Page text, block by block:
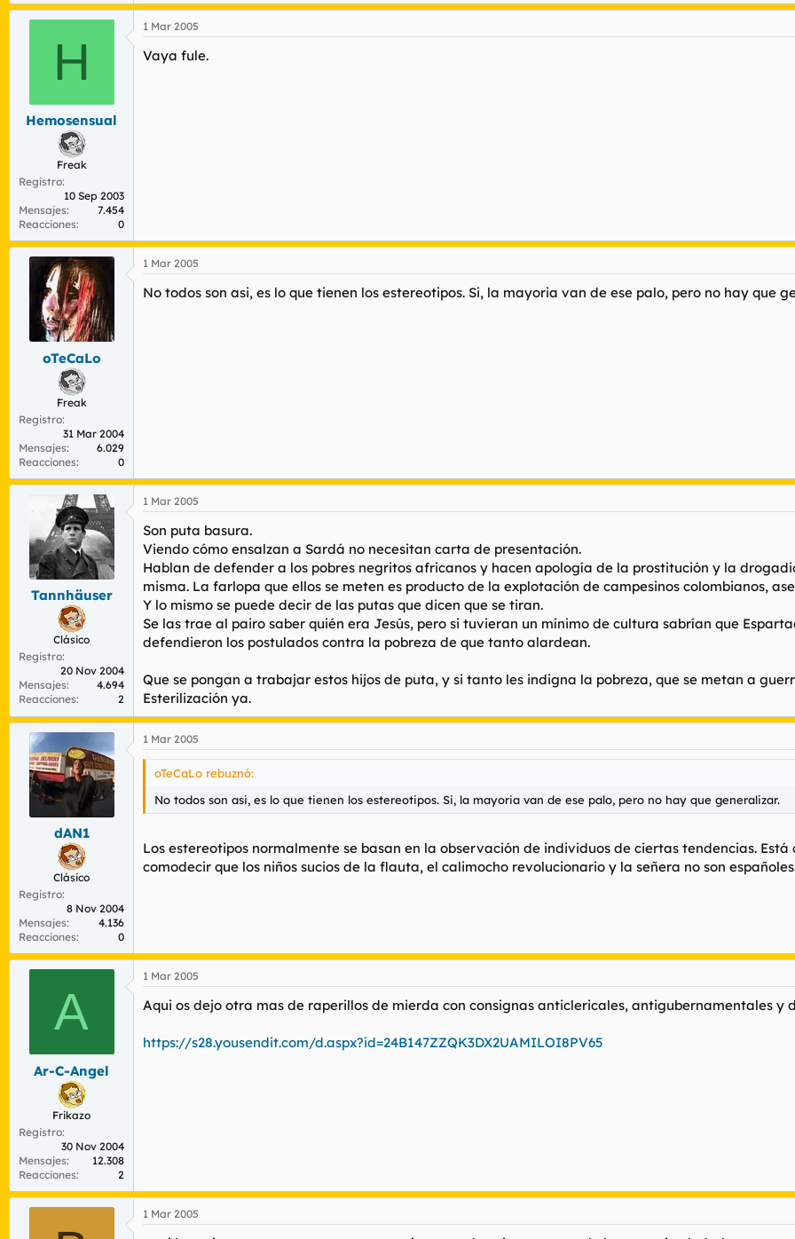
H
Hemosensual
Freak
Registro
10 Sep 2003
Mensajes
7.454
Reacciones
0
1 Mar 2005
Vaya fule.
oTeCaLo
Freak
Registro
31 Mar 2004
Mensajes
6.029
Reacciones
0
1 Mar 2005
No todos son asi, es lo que tienen los estereotipos. Si, la mayoria van de ese palo, pero no hay que
Tannhäuser
Clásico
Registro
20 Nov 2004
Mensajes
4.694
Reacciones
2
1 Mar 2005
Son puta basura.
Viendo cómo ensalzan a Sardá no necesitan carta de presentación.
Hablan de defender a los pobres negritos africanos y hacen apología de la prostitución y la
misma. La farlopa que ellos se meten es producto de la explotación de campesinos colombianos,
Y lo mismo se puede decir de las putas que dicen que se tiran.
Se las trae al pairo saber quién era Jesús, pero si tuvieran un mínimo de cultura sabrían que
defendieron los postulados contra la pobreza de que tanto alardean.
Que se pongan a trabajar estos hijos de puta, y si tanto les indigna la pobreza, que se metan a
Esterilización ya.
dAN1
Clásico
Registro
8 Nov 2004
Mensajes
4.136
Reacciones
0
1 Mar 2005
oTeCaLo rebuznó:
No todos son asi, es lo que tienen los estereotipos. Si, la mayoria van de ese palo, pero no hay que generalizar.
Los estereotipos normalmente se basan en la observación de individuos de ciertas tendencias.
comodecir que los niños sucios de la flauta, el calimocho revolucionario y la señera no son
A
Ar-C-Angel
Frikazo
Registro
30 Nov 2004
Mensajes
12.308
Reacciones
2
1 Mar 2005
Aqui os dejo otra mas de raperillos de mierda con consignas anticlericales, antigubernamentales y
https://s28.yousendit.com/d.aspx?id=24B147ZZQK3DX2UAMILOI8PV65
1 Mar 2005